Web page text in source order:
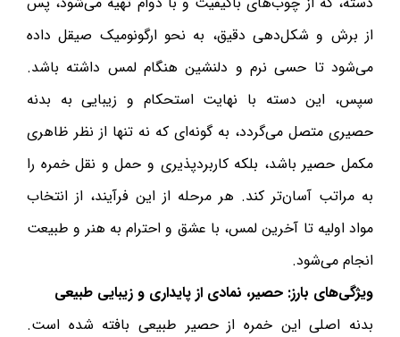
از برش و شکل‌دهی دقیق، به نحو ارگونومیک صیقل داده
می‌شود تا حسی نرم و دلنشین هنگام لمس داشته باشد.
سپس، این دسته با نهایت استحکام و زیبایی به بدنه
حصیری متصل می‌گردد، به گونه‌ای که نه تنها از نظر ظاهری
مکمل حصیر باشد، بلکه کاربردپذیری و حمل و نقل خمره را
به مراتب آسان‌تر کند. هر مرحله از این فرآیند، از انتخاب
مواد اولیه تا آخرین لمس، با عشق و احترام به هنر و طبیعت
انجام می‌شود.
ویژگی‌های بارز: حصیر، نمادی از پایداری و زیبایی طبیعی
بدنه اصلی این خمره از حصیر طبیعی بافته شده است.